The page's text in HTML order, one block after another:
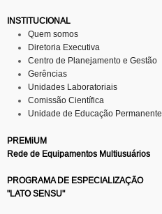
INSTITUCIONAL
Quem somos
Diretoria Executiva
Centro de Planejamento e Gestão
Gerências
Unidades Laboratoriais
Comissão Científica
Unidade de Educação Permanente
PREMiUM
Rede de Equipamentos Multiusuários
PROGRAMA DE ESPECIALIZAÇÃO
"LATO SENSU"